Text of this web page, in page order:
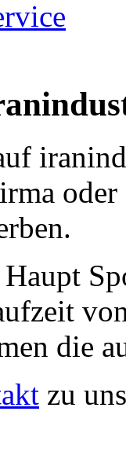
die
zu